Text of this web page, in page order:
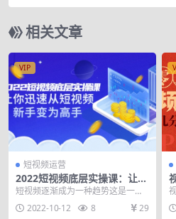
懂人性懂客户成为王者销售
相关文章
VIP
短视频运营
2022短视频底层实操课：让你
迅速从短视频新手变为高手
（价值7980元）
短视频逐渐成为一种趋势这是一个
短视频狂热的时代，它已经改变了
中国人的生活习惯方式...
2022-10-12 8 29
目